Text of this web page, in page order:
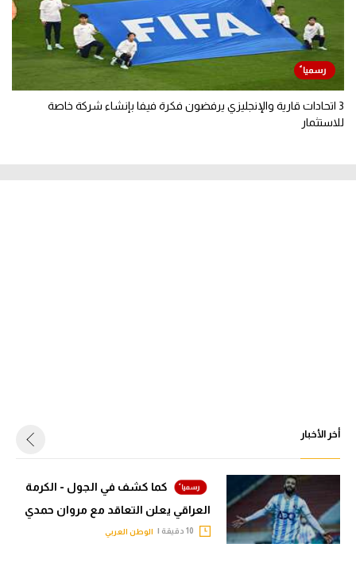
3 اتحادات قارية والإنجليزي يرفضون فكرة فيفا بإنشاء شركة خاصة
للاستثمار
أخر الأخبار
كما كشف في الجول - الكرمة
العراقي يعلن التعاقد مع مروان حمدي
الوطن العربي